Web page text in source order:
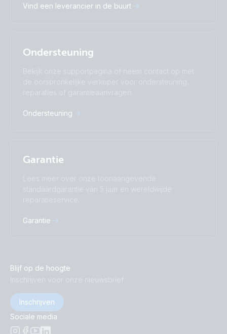
Español
Français
Română
Türkçe
Ελληνικά
Русский
Українська
中國人
Vind een leverancier in de buurt
Ondersteuning
Bekijk onze supportpagina of neem contact op met
de oorspronkelijke verkoper voor ondersteuning,
reparaties of garantieaanvragen.
Ondersteuning
Garantie
Lees meer over onze toonaangevende
standaardgarantie van 5 jaar en wereldwijde
reparatieservice.
Garantie
Blijf op de hoogte
Inschrijven voor onze nieuwsbrief
Inschrijven
Sociale media